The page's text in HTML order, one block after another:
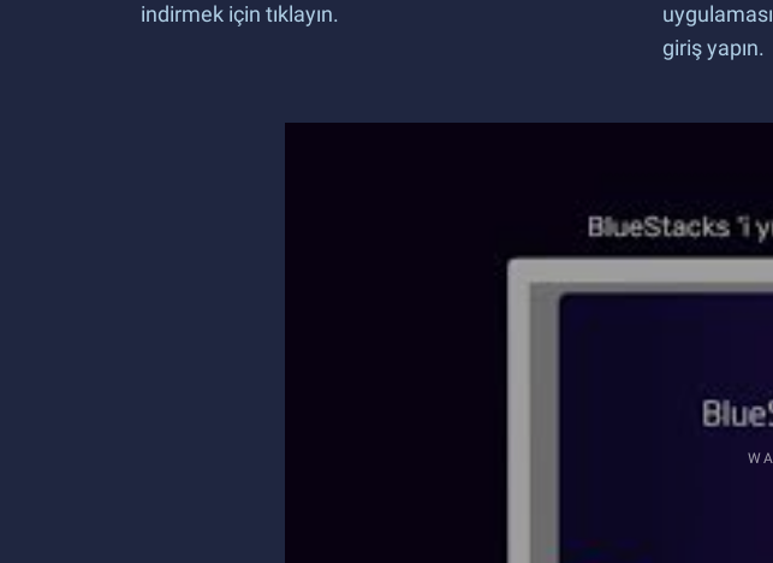
indirmek için tıklayın.
giriş yapın.